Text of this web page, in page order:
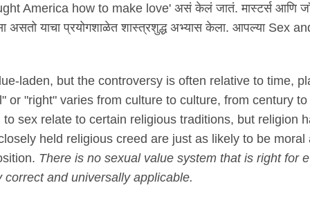
America how to make love' असं केलं जातं. मास्टर्स आणि
असतो याचा प्रयोगशाळेत शास्त्रशुद्ध अभ्यास केला. आपल्या Sex
laden, but the controversy is often relative to time,
or "right" varies from culture to culture, from century to
sex relate to certain religious traditions, but religion
held religious creed are just as likely to be moral
There is no sexual value system that is right for
and universally applicable.